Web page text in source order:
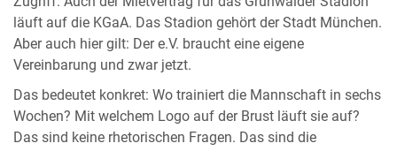
läuft auf die KGaA. Das Stadion gehört der Stadt München.
Aber auch hier gilt: Der e.V. braucht eine eigene
Vereinbarung und zwar jetzt.
Das bedeutet konkret: Wo trainiert die Mannschaft in sechs
Wochen? Mit welchem Logo auf der Brust läuft sie auf?
Das sind keine rhetorischen Fragen. Das sind die